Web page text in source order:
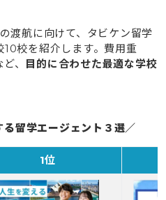
渡航に向けて、タビケン留学
校を紹介します。費用重
、 目的に合わせた最適な学校
留学エージェント３選／
1位